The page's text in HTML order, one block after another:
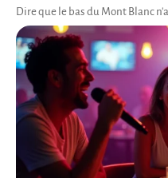
Dire que le bas du Mont Blanc